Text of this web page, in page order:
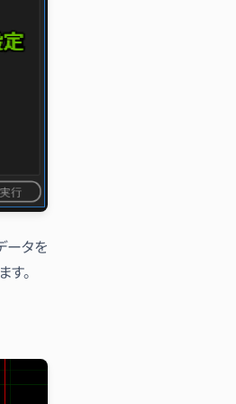
ータを
。